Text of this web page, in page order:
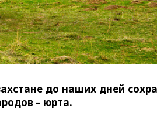
до наших дней
– юрта.